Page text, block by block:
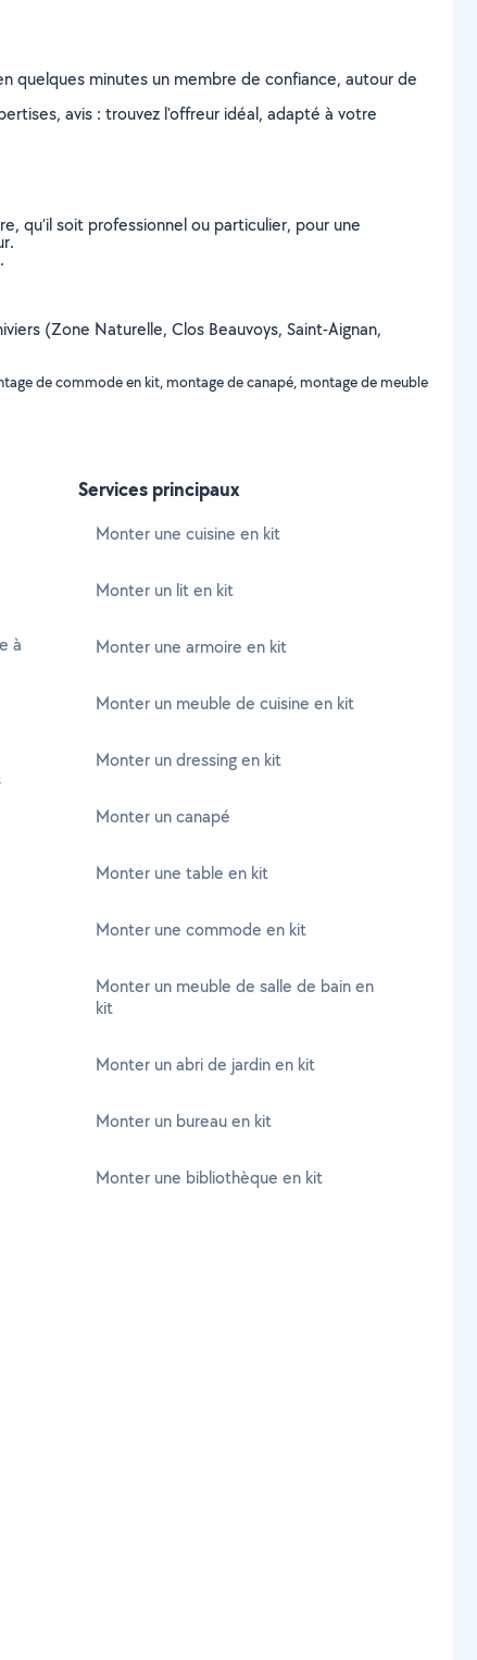
quelques minutes un membre de confiance, autour de
avis : trouvez l'offreur idéal, adapté à votre
qu’il soit professionnel ou particulier, pour une
(Zone Naturelle, Clos Beauvoys, Saint-Aignan,
de commode en kit, montage de canapé, montage de meuble
à
Services principaux
Monter une cuisine en kit
Monter un lit en kit
Monter une armoire en kit
Monter un meuble de cuisine en kit
Monter un dressing en kit
Monter un canapé
Monter une table en kit
Monter une commode en kit
Monter un meuble de salle de bain en
kit
Monter un abri de jardin en kit
Monter un bureau en kit
Monter une bibliothèque en kit